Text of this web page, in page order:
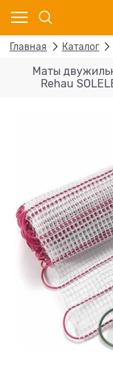
Главная Каталог
Маты
Rehau